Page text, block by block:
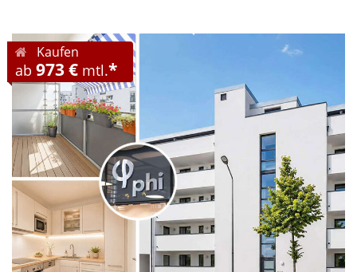
Kaufen
ab 973 € mtl.*